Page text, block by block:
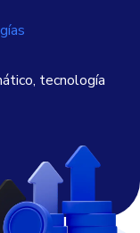
tecnología